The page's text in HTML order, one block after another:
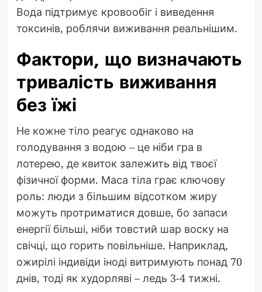
Вода підтримує кровообіг і виведення
токсинів, роблячи виживання реальнішим.
Фактори, що визначають
тривалість виживання
без їжі
Не кожне тіло реагує однаково на
голодування з водою – це ніби гра в
лотерею, де квиток залежить від твоєї
фізичної форми. Маса тіла грає ключову
роль: люди з більшим відсотком жиру
можуть протриматися довше, бо запаси
енергії більші, ніби товстий шар воску на
свічці, що горить повільніше. Наприклад,
ожирілі індивіди іноді витримують понад 70
днів, тоді як худорляві – ледь 3-4 тижні.